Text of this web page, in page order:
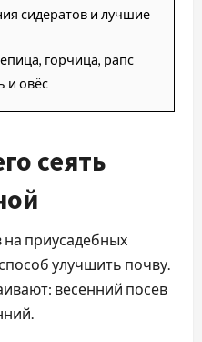
сидератов и лучшие
горчица, рапс
и овёс
сеять
приусадебных
улучшить почву.
весенний посев